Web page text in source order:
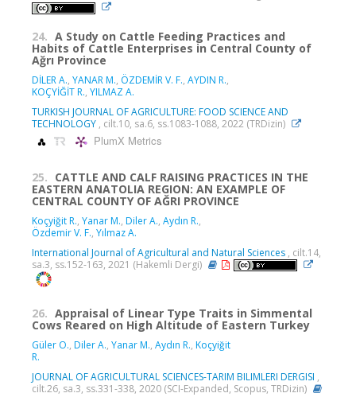
24. A Study on Cattle Feeding Practices and
Habits of Cattle Enterprises in Central County of
Ağrı Province
DİLER A., YANAR M., ÖZDEMİR V. F., AYDIN R.,
KOÇYİĞİT R., YILMAZ A.
TURKISH JOURNAL OF AGRICULTURE: FOOD SCIENCE AND
TECHNOLOGY , cilt.10, sa.6, ss.1083-1088, 2022 (TRDizin)
PlumX Metrics
25. CATTLE AND CALF RAISING PRACTICES IN THE
EASTERN ANATOLIA REGION: AN EXAMPLE OF
CENTRAL COUNTY OF AĞRI PROVINCE
Koçyiğit R., Yanar M., Diler A., Aydın R.,
Özdemir V. F., Yılmaz A.
International Journal of Agricultural and Natural Sciences , cilt.14,
sa.3, ss.152-163, 2021 (Hakemli Dergi)
26. Appraisal of Linear Type Traits in Simmental
Cows Reared on High Altitude of Eastern Turkey
Güler O., Diler A., Yanar M., Aydın R., Koçyiğit
R.
JOURNAL OF AGRICULTURAL SCIENCES-TARIM BILIMLERI DERGISI ,
cilt.26, sa.3, ss.331-338, 2020 (SCI-Expanded, Scopus, TRDizin)